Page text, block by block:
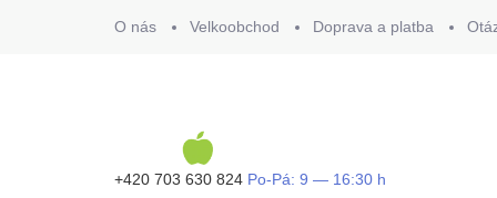
O nás Velkoobchod Doprava a platba
+420 703 630 824